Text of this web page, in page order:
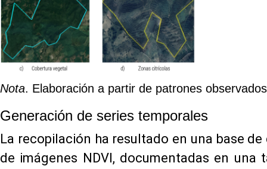
Nota. Elaboración a partir de patrones
Generación de series temporales
La recopilación ha resultado en una base
de imágenes NDVI, documentadas en